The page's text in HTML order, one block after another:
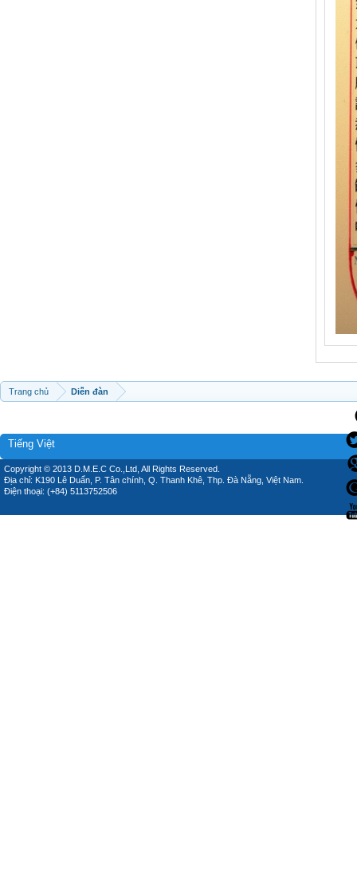
Trang chủ Diễn đàn
Tiếng Việt
Copyright © 2013 D.M.E.C Co.,Ltd, All Rights Reserved.
Địa chỉ: K190 Lê Duẩn, P. Tân chính, Q. Thanh Khê, Thp. Đà Nẵng, Việt Nam.
Điện thoại: (+84) 5113752506